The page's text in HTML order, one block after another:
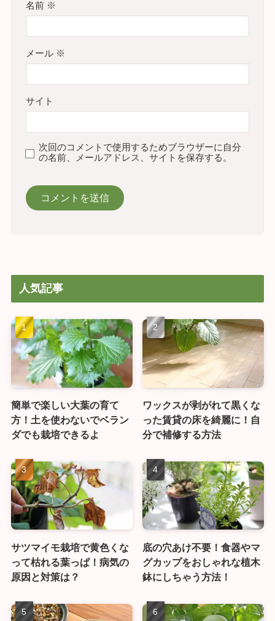
名前 ※
メール ※
サイト
次回のコメントで使用するためブラウザーに自分
の名前、メールアドレス、サイトを保存する。
人気記事
簡単で楽しい大葉の育て
方！土を使わないでベラン
ダでも栽培できるよ
ワックスが剥がれて黒くな
った賃貸の床を綺麗に！自
分で補修する方法
サツマイモ栽培で黄色くな
って枯れる葉っぱ！病気の
原因と対策は？
底の穴あけ不要！食器やマ
グカップをおしゃれな植木
鉢にしちゃう方法！